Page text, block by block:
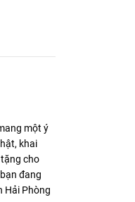
một ý
khai
cho
đang
Hải Phòng